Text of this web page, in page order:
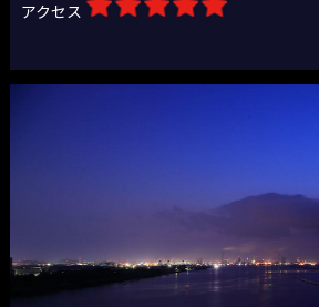
アクセス